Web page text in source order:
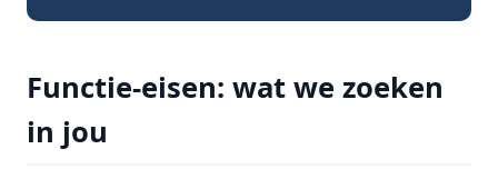
Functie-eisen: wat we zoeken
in jou